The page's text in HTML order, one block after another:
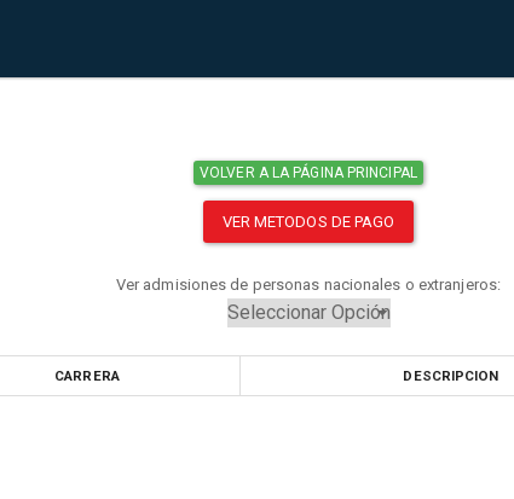
VOLVER A LA PÁGINA PRINCIPAL
VER METODOS DE PAGO
Ver admisiones de personas nacionales o extranjeros:
CARRERA DESCRIPCION